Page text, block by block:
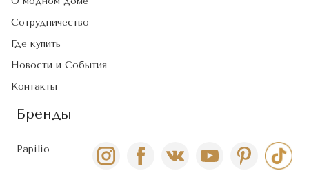
Сотрудничество
Где купить
Новости и События
Контакты
Бренды
Papilio